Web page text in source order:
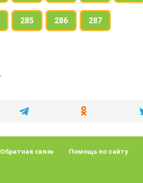
285 286 287
Обратная связь Помощь по сайту